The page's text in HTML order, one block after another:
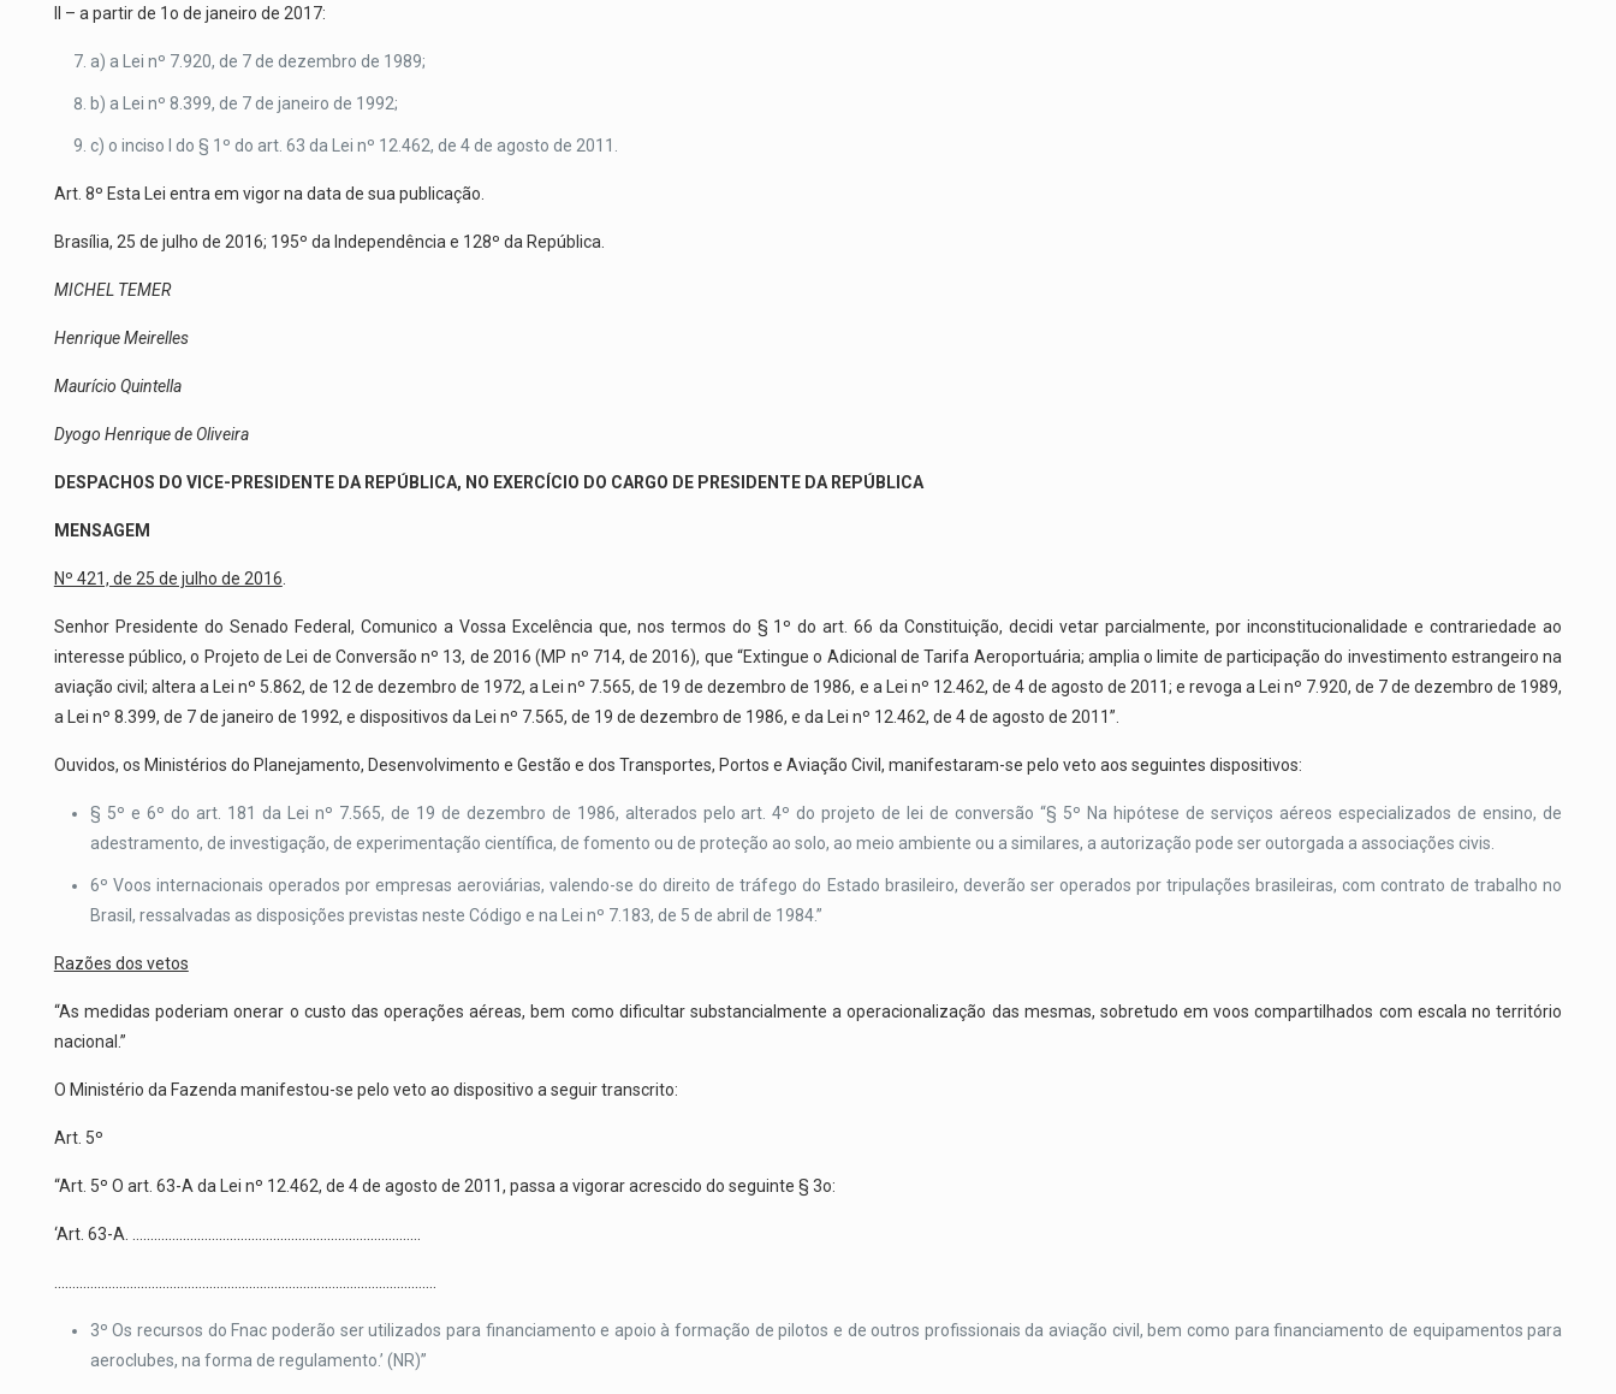
II – a partir de 1o de janeiro de 2017:
a) a Lei nº 7.920, de 7 de dezembro de 1989;
b) a Lei nº 8.399, de 7 de janeiro de 1992;
c) o inciso I do § 1º do art. 63 da Lei nº 12.462, de 4 de agosto de 2011.
Art. 8º Esta Lei entra em vigor na data de sua publicação.
Brasília, 25 de julho de 2016; 195º da Independência e 128º da República.
MICHEL TEMER
Henrique Meirelles
Maurício Quintella
Dyogo Henrique de Oliveira
DESPACHOS DO VICE-PRESIDENTE DA REPÚBLICA, NO EXERCÍCIO DO CARGO DE PRESIDENTE DA REPÚBLICA
MENSAGEM
Nº 421, de 25 de julho de 2016
Senhor Presidente do Senado Federal, Comunico a Vossa Excelência que, nos termos do § 1º do art. 66 da Constituição, decidi vetar parcialmente, por inconstitucionalidade e contrariedade ao
interesse público, o Projeto de Lei de Conversão nº 13, de 2016 (MP nº 714, de 2016), que “Extingue o Adicional de Tarifa Aeroportuária; amplia o limite de participação do investimento estrangeiro na
aviação civil; altera a Lei nº 5.862, de 12 de dezembro de 1972, a Lei nº 7.565, de 19 de dezembro de 1986, e a Lei nº 12.462, de 4 de agosto de 2011; e revoga a Lei nº 7.920, de 7 de dezembro de 1989,
a Lei nº 8.399, de 7 de janeiro de 1992, e dispositivos da Lei nº 7.565, de 19 de dezembro de 1986, e da Lei nº 12.462, de 4 de agosto de 2011”.
Ouvidos, os Ministérios do Planejamento, Desenvolvimento e Gestão e dos Transportes, Portos e Aviação Civil, manifestaram-se pelo veto aos seguintes dispositivos:
§ 5º e 6º do art. 181 da Lei nº 7.565, de 19 de dezembro de 1986, alterados pelo art. 4º do projeto de lei de conversão “§ 5º Na hipótese de serviços aéreos especializados de ensino, de
adestramento, de investigação, de experimentação científica, de fomento ou de proteção ao solo, ao meio ambiente ou a similares, a autorização pode ser outorgada a associações civis.
6º Voos internacionais operados por empresas aeroviárias, valendo-se do direito de tráfego do Estado brasileiro, deverão ser operados por tripulações brasileiras, com contrato de trabalho no
Brasil, ressalvadas as disposições previstas neste Código e na Lei nº 7.183, de 5 de abril de 1984.”
Razões dos vetos
“As medidas poderiam onerar o custo das operações aéreas, bem como dificultar substancialmente a operacionalização das mesmas, sobretudo em voos compartilhados com escala no território
nacional.”
O Ministério da Fazenda manifestou-se pelo veto ao dispositivo a seguir transcrito:
Art. 5º
“Art. 5º O art. 63-A da Lei nº 12.462, de 4 de agosto de 2011, passa a vigorar acrescido do seguinte § 3o:
‘Art. 63-A. ……………………………………………………………………..
3º Os recursos do Fnac poderão ser utilizados para financiamento e apoio à formação de pilotos e de outros profissionais da aviação civil, bem como para financiamento de equipamentos para
aeroclubes, na forma de regulamento.’ (NR)”